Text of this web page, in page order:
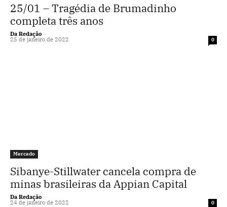
25/01 – Tragédia de Brumadinho
completa três anos
Da Redação -
25 de janeiro de 2022 0
Mercado
Sibanye-Stillwater cancela compra de
minas brasileiras da Appian Capital
Da Redação -
24 de janeiro de 2022 0